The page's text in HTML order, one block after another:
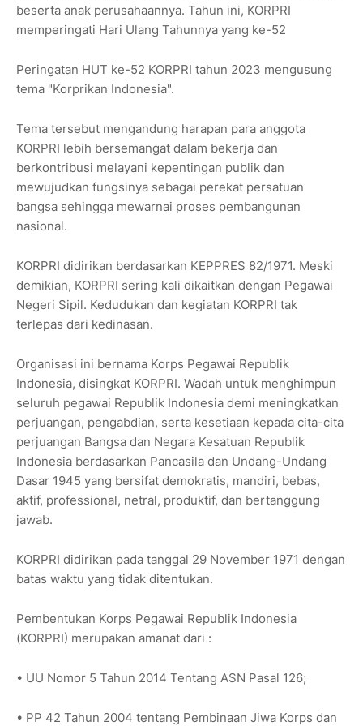
beserta anak perusahaannya. Tahun ini, KORPRI
memperingati Hari Ulang Tahunnya yang ke-52
Peringatan HUT ke-52 KORPRI tahun 2023 mengusung
tema "Korprikan Indonesia".
Tema tersebut mengandung harapan para anggota
KORPRI lebih bersemangat dalam bekerja dan
berkontribusi melayani kepentingan publik dan
mewujudkan fungsinya sebagai perekat persatuan
bangsa sehingga mewarnai proses pembangunan
nasional.
KORPRI didirikan berdasarkan KEPPRES 82/1971. Meski
demikian, KORPRI sering kali dikaitkan dengan Pegawai
Negeri Sipil. Kedudukan dan kegiatan KORPRI tak
terlepas dari kedinasan.
Organisasi ini bernama Korps Pegawai Republik
Indonesia, disingkat KORPRI. Wadah untuk menghimpun
seluruh pegawai Republik Indonesia demi meningkatkan
perjuangan, pengabdian, serta kesetiaan kepada cita-cita
perjuangan Bangsa dan Negara Kesatuan Republik
Indonesia berdasarkan Pancasila dan Undang-Undang
Dasar 1945 yang bersifat demokratis, mandiri, bebas,
aktif, professional, netral, produktif, dan bertanggung
jawab.
KORPRI didirikan pada tanggal 29 November 1971 dengan
batas waktu yang tidak ditentukan.
Pembentukan Korps Pegawai Republik Indonesia
(KORPRI) merupakan amanat dari :
• UU Nomor 5 Tahun 2014 Tentang ASN Pasal 126;
• PP 42 Tahun 2004 tentang Pembinaan Jiwa Korps dan